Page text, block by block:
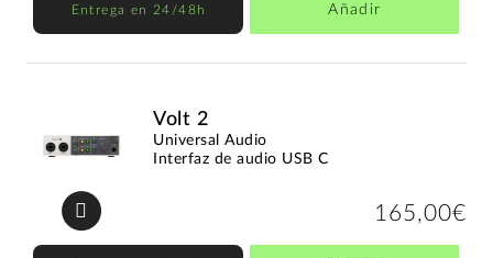
Entrega en 24/48h Añadir
Volt 2
Universal Audio
Interfaz de audio USB C
165,00€